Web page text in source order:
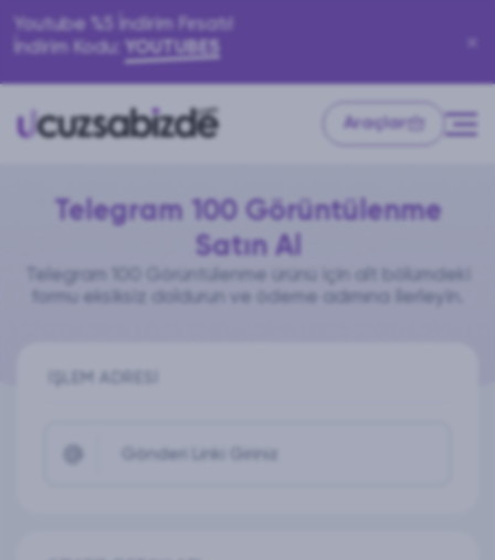
Youtube %5 İndirim Fırsatı!
İndirim Kodu: YOUTUBE5
Araçlar
Telegram 100 Görüntülenme
Satın Al
Telegram 100 Görüntülenme ürünü için alt bölümdeki
formu eksiksiz doldurun ve ödeme adımına ilerleyin.
İŞLEM ADRESI
Gönderi Linki Giriniz